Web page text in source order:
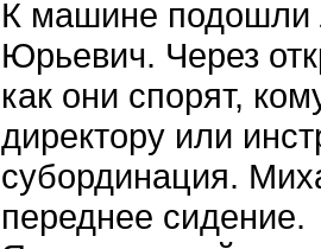
К машине подошли
Юрьевич. Через
как они спорят,
директору или
субординация.
переднее сидение.